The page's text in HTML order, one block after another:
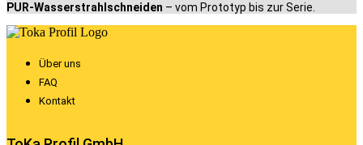
PUR-Wasserstrahlschneiden – vom Prototyp bis zur Serie.
Über uns
FAQ
Kontakt